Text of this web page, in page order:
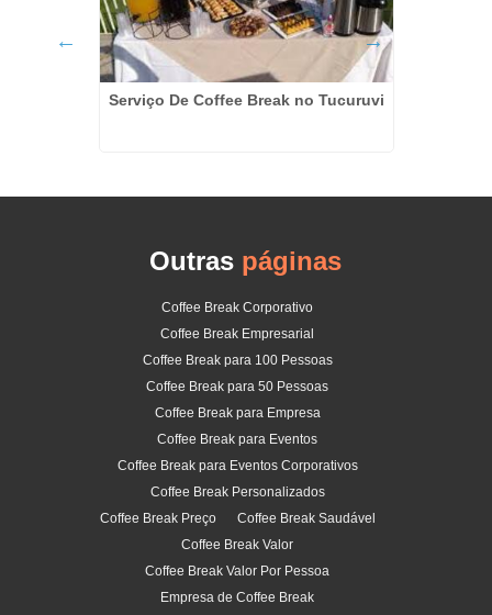
Serviço De Coffee Break no Tucuruvi
Outras páginas
Coffee Break Corporativo
Coffee Break Empresarial
Coffee Break para 100 Pessoas
Coffee Break para 50 Pessoas
Coffee Break para Empresa
Coffee Break para Eventos
Coffee Break para Eventos Corporativos
Coffee Break Personalizados
Coffee Break Preço
Coffee Break Saudável
Coffee Break Valor
Coffee Break Valor Por Pessoa
Empresa de Coffee Break